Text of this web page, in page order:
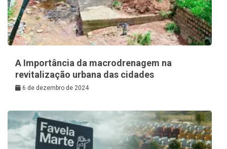
A Importância da macrodrenagem na
revitalização urbana das cidades
6 de dezembro de 2024